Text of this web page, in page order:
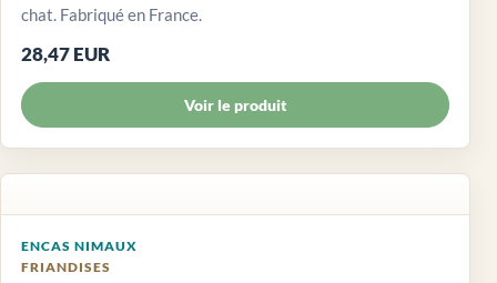
chat. Fabriqué en France.
28,47 EUR
Voir le produit
ENCAS NIMAUX
FRIANDISES